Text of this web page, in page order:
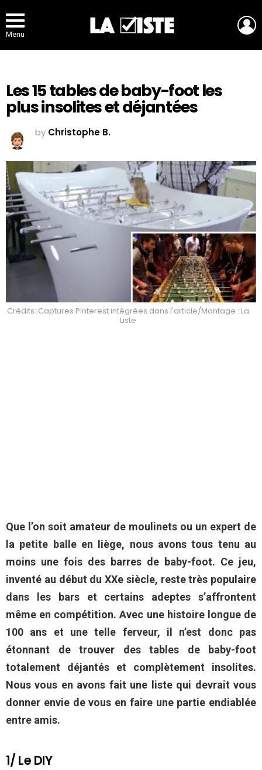
Menu
Les 15 tables de baby-foot les
plus insolites et déjantées
by Christophe B.
Crédits: Captures Pinterest intégrées dans l'article/Montage : La
Liste
Que l’on soit amateur de moulinets ou un expert de
la petite balle en liège, nous avons tous tenu au
moins une fois des barres de baby-foot. Ce jeu,
inventé au début du XXe siècle, reste très populaire
dans les bars et certains adeptes s’affrontent
même en compétition. Avec une histoire longue de
100 ans et une telle ferveur, il n’est donc pas
étonnant de trouver des tables de baby-foot
totalement déjantés et complètement insolites.
Nous vous en avons fait une liste qui devrait vous
donner envie de vous en faire une partie endiablée
entre amis.
1/ Le DIY